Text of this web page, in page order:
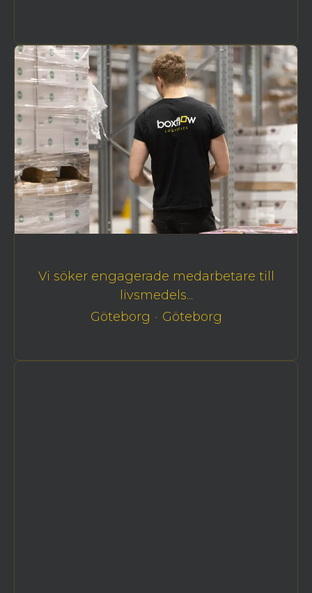
Vi söker engagerade medarbetare till
livsmedels...
Göteborg · Göteborg